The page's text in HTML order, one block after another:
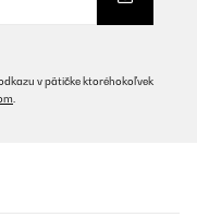
v pätičke ktoréhokoľvek